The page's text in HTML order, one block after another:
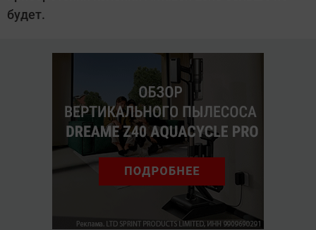
будет.